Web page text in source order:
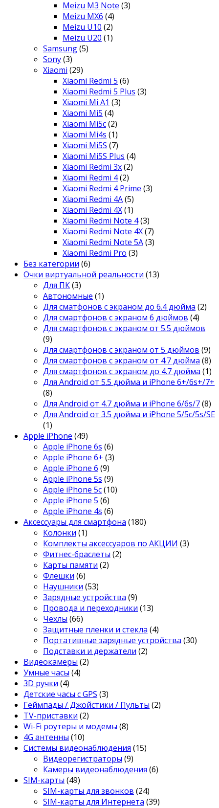
Meizu M3 Note (3)
Meizu MX6 (4)
Meizu U10 (2)
Meizu U20 (1)
Samsung(5)
Sony(3)
Xiaomi (29)
Xiaomi Redmi 5 (6)
Xiaomi Redmi 5 Plus (3)
Xiaomi Mi A1 (3)
Xiaomi Mi5 (4)
Xiaomi Mi5c(2)
Xiaomi Mi4s (1)
Xiaomi Mi5S (7)
Xiaomi Mi5S Plus (4)
Xiaomi Redmi 3x(2)
Xiaomi Redmi 4(2)
Xiaomi Redmi 4 Prime (3)
Xiaomi Redmi 4A(5)
Xiaomi Redmi 4X(1)
Xiaomi Redmi Note 4(3)
Xiaomi Redmi Note 4X(7)
Xiaomi Redmi Note 5A(3)
Xiaomi Redmi Pro (3)
Без категории (6)
Очки виртуальной реальности (13)
Для ПК(3)
Автономные (1)
Для сматфонов с экраном до 6.4 дюйма (2)
Для смартфонов с экраном 6 дюймов (4)
Для смартфонов с экраном от 5.5 дюймов
(9)
Для смартфонов с экраном от 5 дюймов (9)
Для смартфонов с экраном от 4.7 дюйма (8)
Для смартфонов с экраном до 4.7 дюйма (1)
Для Android от 5.5 дюйма и iPhone 6+/6s+/7+
(8)
Для Android от 4.7 дюйма и iPhone 6/6s/7(8)
Для Android от 3.5 дюйма и iPhone 5/5c/5s/SE
(1)
Apple iPhone (49)
Apple iPhone 6s (6)
Apple iPhone 6+ (3)
Apple iPhone 6 (9)
Apple iPhone 5s (9)
Apple iPhone 5c(10)
Apple iPhone 5 (6)
Apple iPhone 4s (6)
Аксессуары для смартфона (180)
Колонки (1)
Комплекты аксессуаров по АКЦИИ (3)
Фитнес-браслеты (2)
Карты памяти (2)
Флешки (6)
Наушники (53)
Зарядные устройства (9)
Провода и переходники (13)
Чехлы (66)
Защитные пленки и стекла (4)
Портативные зарядные устройства (30)
Подставки и держатели (2)
Видеокамеры (2)
Умные часы (4)
3D ручки (4)
Детские часы с GPS (3)
Геймпады / Джойстики / Пульты (2)
TV-приставки (2)
Wi-Fi роутеры и модемы (8)
4G антенны (10)
Системы видеонаблюдения (15)
Видеорегистраторы (9)
Камеры видеонаблюдения (6)
SIM-карты (49)
SIM-карты для звонков (24)
SIM-карты для Интернета (39)